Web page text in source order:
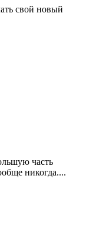
свой новый
часть
никогда....